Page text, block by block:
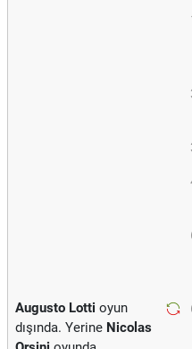
Augusto Lotti oyun
dışında. Yerine Nicolas